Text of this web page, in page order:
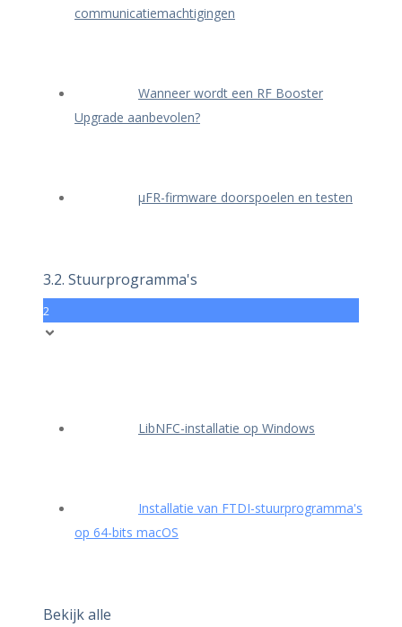
communicatiemachtigingen
Wanneer wordt een RF Booster
Upgrade aanbevolen?
μFR-firmware doorspoelen en testen
3.2. Stuurprogramma's
2
LibNFC-installatie op Windows
Installatie van FTDI-stuurprogramma's
op 64-bits macOS
Bekijk alle